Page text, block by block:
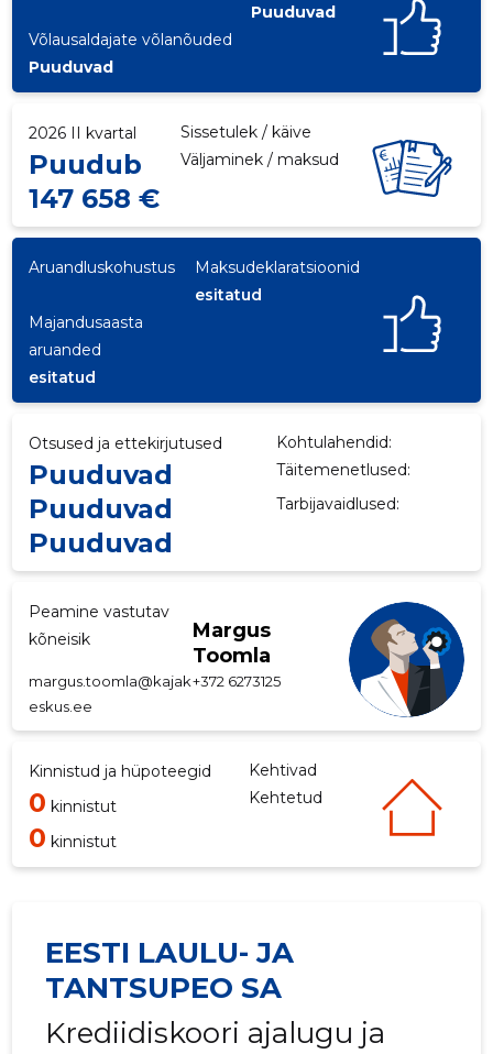
Puuduvad
Võlausaldajate võlanõuded
Puuduvad
2026 II kvartal Sissetulek / käive
Puudub Väljaminek / maksud
147 658 €
Aruandluskohustus
Maksudeklaratsioonid
esitatud
Majandusaasta
aruanded
esitatud
Otsused ja ettekirjutused Kohtulahendid:
Puuduvad Täitemenetlused:
Puuduvad Tarbijavaidlused:
Puuduvad
Peamine vastutav
kõneisik
Margus
Toomla
margus.toomla@kajak
eskus.ee
+372 6273125
Kinnistud ja hüpoteegid Kehtivad
0 kinnistut Kehtetud
0 kinnistut
EESTI LAULU- JA
TANTSUPEO SA
Krediidiskoori ajalugu ja